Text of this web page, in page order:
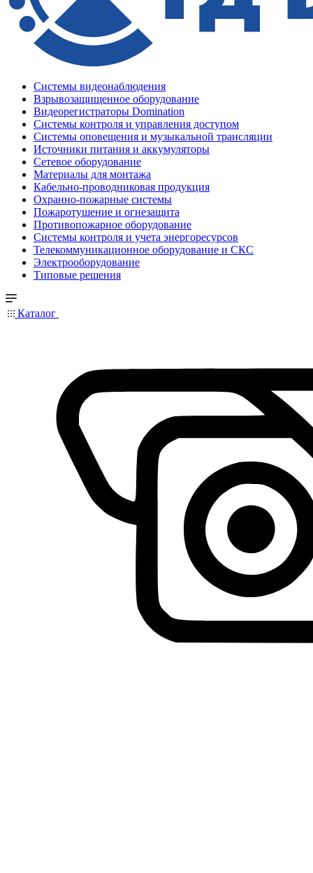
Системы видеонаблюдения
Взрывозащищенное оборудование
Видеорегистраторы Domination
Системы контроля и управления доступом
Системы оповещения и музыкальной трансляции
Источники питания и аккумуляторы
Сетевое оборудование
Материалы для монтажа
Кабельно-проводниковая продукция
Охранно-пожарные системы
Пожаротушение и огнезащита
Противопожарное оборудование
Системы контроля и учета энергоресурсов
Телекоммуникационное оборудование и СКС
Электрооборудование
Типовые решения
Каталог